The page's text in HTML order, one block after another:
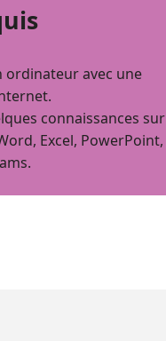
ordinateur avec une
connaissances sur
Excel, PowerPoint,